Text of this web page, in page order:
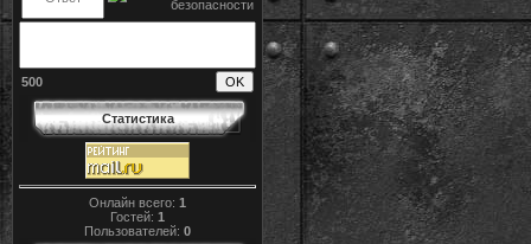
500
Статистика
Онлайн всего: 1
Гостей: 1
Пользователей: 0